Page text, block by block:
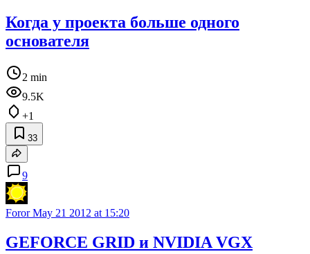
Когда у проекта больше одного
основателя
2 min
9.5K
+1
33
9
FororMay 21 2012 at 15:20
GEFORCE GRID и NVIDIA VGX